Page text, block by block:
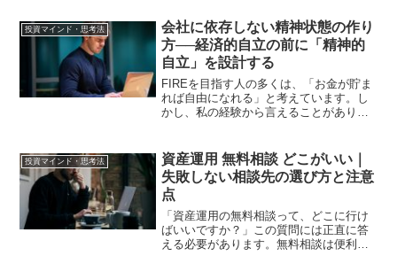
後から資産形成を始め、金融資産1億円を
超え、FIRE...
投資マインド・思考法
会社に依存しない精神状態の作り
方──経済的自立の前に「精神的
自立」を設計する
FIREを目指す人の多くは、「お金が貯ま
れば自由になれる」と考えています。し
かし、私の経験から言えることがありま
を始め、時間をかけて1億円を超え、
FIREに至りました...
投資マインド・思考法
資産運用 無料相談 どこがいい｜
失敗しない相談先の選び方と注意
点
「資産運用の無料相談って、どこに行け
ばいいですか？」この質問には正直に答
える必要があります。無料相談は便利に